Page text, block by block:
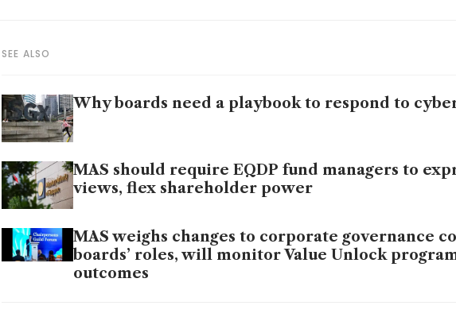
SEE ALSO
Why boards need a playbook to respond to
MAS should require EQDP fund managers to
views, flex shareholder power
MAS weighs changes to corporate governance
boards’ roles, will monitor Value Unlock
outcomes